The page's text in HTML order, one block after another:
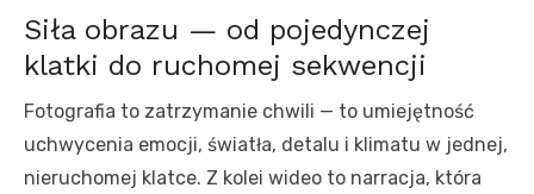
Siła obrazu — od pojedynczej
klatki do ruchomej sekwencji
Fotografia to zatrzymanie chwili — to umiejętność
uchwycenia emocji, światła, detalu i klimatu w jednej,
nieruchomej klatce. Z kolei wideo to narracja, która